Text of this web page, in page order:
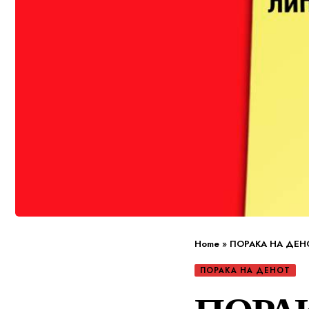
Home » ПОРАКА НА
ПОРАКА НА ДЕНОТ